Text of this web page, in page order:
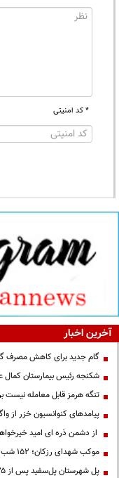
* کد امنیتی
آخرین اخبار
گام جدید برای کاهش مصرف
شکنجه رئیس بیمارستان کمال
تنگه هرمز قابل معامله نیست
پیامدهای کنوانسیون خزر از
از دشمن ذره ای امید
موکب شهدای رزکان؛ ۱۵۲ شب همدلی، خدمت و میزبانی از مردم ولایت‌مدار شهریار
پل شهرستان پل‌سفید پس از ۲۵ سال به مرحله بهره‌برداری رسید